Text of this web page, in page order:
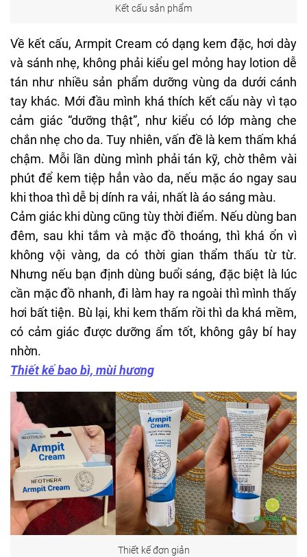
Kết cấu sản phẩm
Về kết cấu, Armpit Cream có dạng kem đặc, hơi dày
và sánh nhẹ, không phải kiểu gel mỏng hay lotion dễ
tán như nhiều sản phẩm dưỡng vùng da dưới cánh
tay khác. Mới đầu mình khá thích kết cấu này vì tạo
cảm giác “dưỡng thật”, như kiểu có lớp màng che
chắn nhẹ cho da. Tuy nhiên, vấn đề là kem thấm khá
chậm. Mỗi lần dùng mình phải tán kỹ, chờ thêm vài
phút để kem tiệp hẳn vào da, nếu mặc áo ngay sau
khi thoa thì dễ bị dính ra vải, nhất là áo sáng màu.
Cảm giác khi dùng cũng tùy thời điểm. Nếu dùng ban
đêm, sau khi tắm và mặc đồ thoáng, thì khá ổn vì
không vội vàng, da có thời gian thẩm thấu từ từ.
Nhưng nếu bạn định dùng buổi sáng, đặc biệt là lúc
cần mặc đồ nhanh, đi làm hay ra ngoài thì mình thấy
hơi bất tiện. Bù lại, khi kem thấm rồi thì da khá mềm,
có cảm giác được dưỡng ẩm tốt, không gây bí hay
nhờn.
Thiết kế bao bì, mùi hương
Thiết kế đơn giản